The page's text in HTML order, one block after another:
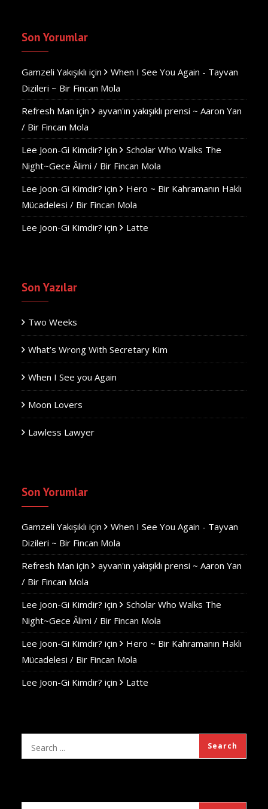
Son Yorumlar
Gamzeli Yakışıklı için
When I See You Again - Tayvan
Dizileri ~ Bir Fincan Mola
Refresh Man için
ayvan'ın yakışıklı prensi ~ Aaron Yan
/ Bir Fincan Mola
Lee Joon-Gi Kimdir? için
Scholar Who Walks The
Night~Gece Âlimi / Bir Fincan Mola
Lee Joon-Gi Kimdir? için
Hero ~ Bir Kahramanın Haklı
Mücadelesi / Bir Fincan Mola
Lee Joon-Gi Kimdir? için Latte
Son Yazılar
Two Weeks
What’s Wrong With Secretary Kim
When I See you Again
Moon Lovers
Lawless Lawyer
Son Yorumlar
Gamzeli Yakışıklı için
When I See You Again - Tayvan
Dizileri ~ Bir Fincan Mola
Refresh Man için
ayvan'ın yakışıklı prensi ~ Aaron Yan
/ Bir Fincan Mola
Lee Joon-Gi Kimdir? için
Scholar Who Walks The
Night~Gece Âlimi / Bir Fincan Mola
Lee Joon-Gi Kimdir? için
Hero ~ Bir Kahramanın Haklı
Mücadelesi / Bir Fincan Mola
Lee Joon-Gi Kimdir? için Latte